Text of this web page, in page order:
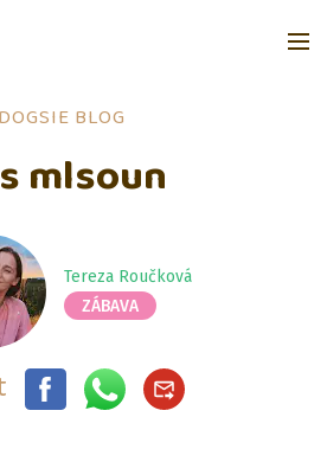
DOGSIE BLOG
mlsoun
Tereza Roučková
ZÁBAVA